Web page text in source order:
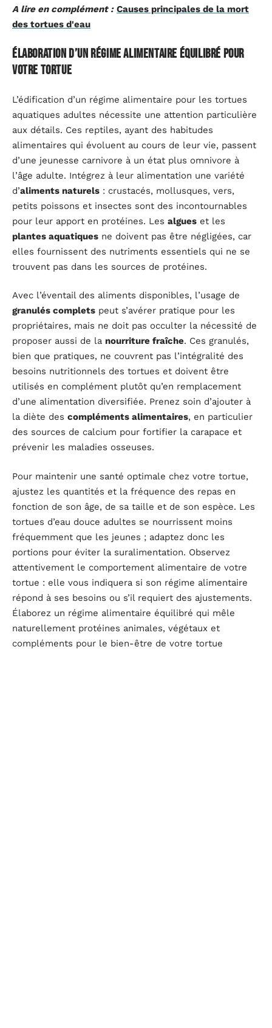
A lire en complément : Causes principales de la mort
des tortues d'eau
Élaboration d’un régime alimentaire équilibré pour
votre tortue
L’édification d’un régime alimentaire pour les tortues
aquatiques adultes nécessite une attention particulière
aux détails. Ces reptiles, ayant des habitudes
alimentaires qui évoluent au cours de leur vie, passent
d’une jeunesse carnivore à un état plus omnivore à
l’âge adulte. Intégrez à leur alimentation une variété
d’aliments naturels : crustacés, mollusques, vers,
petits poissons et insectes sont des incontournables
pour leur apport en protéines. Les algues et les
plantes aquatiques ne doivent pas être négligées, car
elles fournissent des nutriments essentiels qui ne se
trouvent pas dans les sources de protéines.
Avec l’éventail des aliments disponibles, l’usage de
granulés complets peut s’avérer pratique pour les
propriétaires, mais ne doit pas occulter la nécessité de
proposer aussi de la nourriture fraîche. Ces granulés,
bien que pratiques, ne couvrent pas l’intégralité des
besoins nutritionnels des tortues et doivent être
utilisés en complément plutôt qu’en remplacement
d’une alimentation diversifiée. Prenez soin d’ajouter à
la diète des compléments alimentaires, en particulier
des sources de calcium pour fortifier la carapace et
prévenir les maladies osseuses.
Pour maintenir une santé optimale chez votre tortue,
ajustez les quantités et la fréquence des repas en
fonction de son âge, de sa taille et de son espèce. Les
tortues d’eau douce adultes se nourrissent moins
fréquemment que les jeunes ; adaptez donc les
portions pour éviter la suralimentation. Observez
attentivement le comportement alimentaire de votre
tortue : elle vous indiquera si son régime alimentaire
répond à ses besoins ou s’il requiert des ajustements.
Élaborez un régime alimentaire équilibré qui mêle
naturellement protéines animales, végétaux et
compléments pour le bien-être de votre tortue